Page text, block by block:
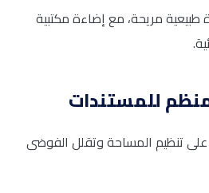
طبيعية مريحة، مع إضاءة مكتبية
للمستندات
تنظيم المساحة وتقلل الفوضى